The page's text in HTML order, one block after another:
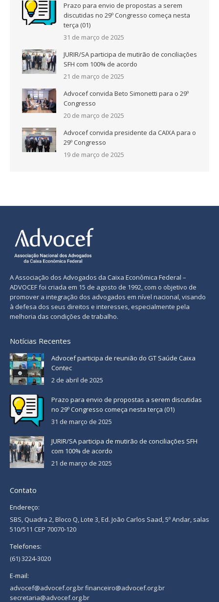
Prazo para envio de propostas a serem
discutidas no 29º Congresso começa nesta
terça (01)
31 de março de 2025
JURIR/SA participa de mutirão de conciliações
SFH com 100% de acordo
21 de março de 2025
Advocef convida Beto Simonetti para o 29º
Congresso
20 de março de 2025
Advocef convida presidente da CAIXA para o
29º Congresso
19 de março de 2025
A Associação dos Advogados da Caixa Econômica Federal –
ADVOCEF foi criada em 15 de agosto de 1992, com o objetivo de
promover a integração dos advogados em nível nacional, visando
à defesa dos seus direitos e interesses, especialmente pela
melhoria das condições de trabalho.
Notícias Recentes
Advocef participa de reunião do GT Saúde Caixa
Contec
2 de abril de 2025
Prazo para envio de propostas a serem discutidas
no 29º Congresso começa nesta terça (01)
31 de março de 2025
JURIR/SA participa de mutirão de conciliações SFH
com 100% de acordo
21 de março de 2025
Contato
Endereço:
SBS, Quadra 2, Bloco Q, Lote 3, Ed. João Carlos Saad, 5º Andar, salas
510/511 CEP 70070-120
Telefones:
(61) 3224-3020
E-mail:
advocef@advocef.org.br financeiro@advocef.org.br
secretaria@advocef.org.br